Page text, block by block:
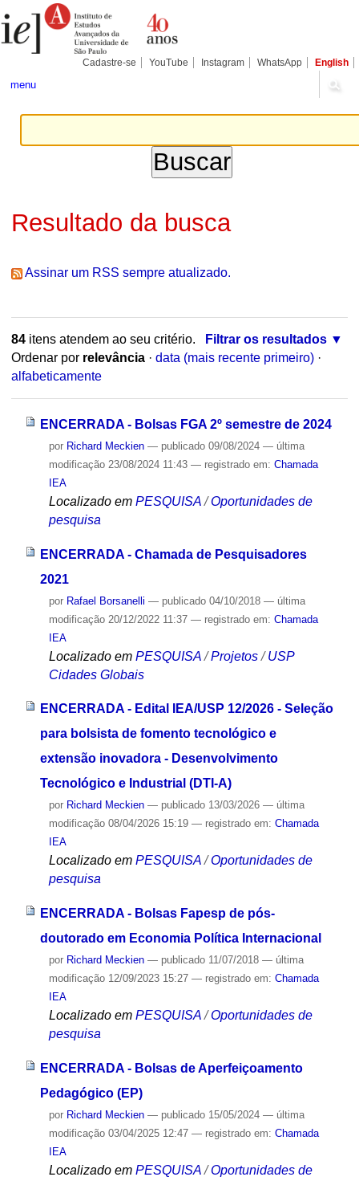
para
conteúdo.
Pessoais
Cadastre-se YouTube Instagram WhatsApp English
menu
Resultado da busca
Assinar um RSS sempre atualizado.
84itens atendem ao seu critério.
Filtrar os resultados
Ordenar por relevância · data (mais recente primeiro) ·
alfabeticamente
ENCERRADA - Bolsas FGA 2º semestre de 2024
por Richard Meckien — publicado09/08/2024 — última
modificação23/08/2024 11:43 — registrado em: Chamada
IEA
Localizado em PESQUISA /Oportunidades de
pesquisa
ENCERRADA - Chamada de Pesquisadores
2021
por Rafael Borsanelli — publicado04/10/2018 — última
modificação20/12/2022 11:37 — registrado em: Chamada
IEA
Localizado em PESQUISA /Projetos/USP
Cidades Globais
ENCERRADA - Edital IEA/USP 12/2026 - Seleção
para bolsista de fomento tecnológico e
extensão inovadora - Desenvolvimento
Tecnológico e Industrial (DTI-A)
por Richard Meckien — publicado13/03/2026 — última
modificação08/04/2026 15:19 — registrado em: Chamada
IEA
Localizado em PESQUISA /Oportunidades de
pesquisa
ENCERRADA - Bolsas Fapesp de pós-
doutorado em Economia Política Internacional
por Richard Meckien — publicado11/07/2018 — última
modificação12/09/2023 15:27 — registrado em: Chamada
IEA
Localizado em PESQUISA /Oportunidades de
pesquisa
ENCERRADA - Bolsas de Aperfeiçoamento
Pedagógico (EP)
por Richard Meckien — publicado15/05/2024 — última
modificação03/04/2025 12:47 — registrado em: Chamada
IEA
Localizado em PESQUISA /Oportunidades de